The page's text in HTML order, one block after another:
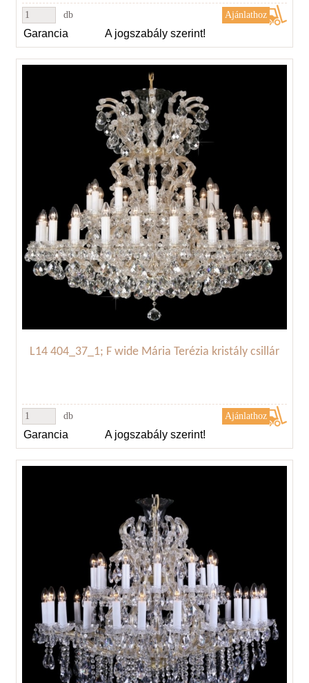
db
Garancia A jogszabály szerint!
L14 404_37_1; F wide Mária Terézia kristály csillár
db
Garancia A jogszabály szerint!